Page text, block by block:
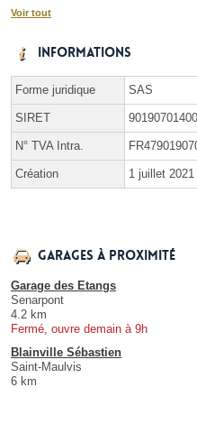
Voir tout
Informations
Forme juridique SAS
SIRET
N° TVA Intra.
Création 1 juillet 2021
Garages à proximité
Garage des Etangs
Senarpont
4.2 km
Fermé, ouvre demain à 9h
Blainville Sébastien
Saint-Maulvis
6 km